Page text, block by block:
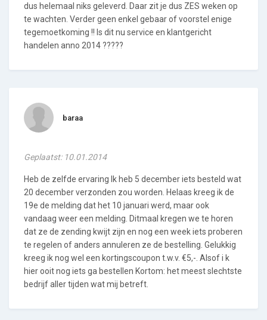
dus helemaal niks geleverd. Daar zit je dus ZES weken op
te wachten. Verder geen enkel gebaar of voorstel enige
tegemoetkoming !! Is dit nu service en klantgericht
handelen anno 2014 ?????
baraa
Geplaatst: 10.01.2014
Heb de zelfde ervaring Ik heb 5 december iets besteld wat
20 december verzonden zou worden. Helaas kreeg ik de
19e de melding dat het 10 januari werd, maar ook
vandaag weer een melding. Ditmaal kregen we te horen
dat ze de zending kwijt zijn en nog een week iets proberen
te regelen of anders annuleren ze de bestelling. Gelukkig
kreeg ik nog wel een kortingscoupon t.w.v. €5,-. Alsof i k
hier ooit nog iets ga bestellen Kortom: het meest slechtste
bedrijf aller tijden wat mij betreft.